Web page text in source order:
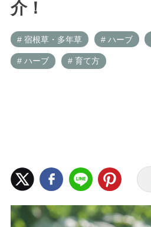
介！
# 宿根草・多年草 # ハーブ
# ハーブ # 育て方